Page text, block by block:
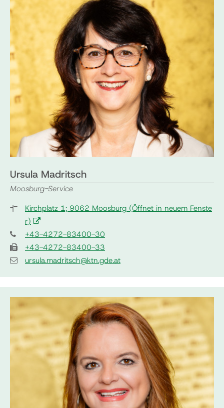
Ursula Madritsch
Moosburg-Service
Kirchplatz 1; 9062 Moosburg (Öffnet in neuem Fenste
r)
+43-4272-83400-30
+43-4272-83400-33
ursula.madritsch@ktn.gde.at